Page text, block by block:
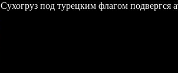
Сухогруз под турецким флагом